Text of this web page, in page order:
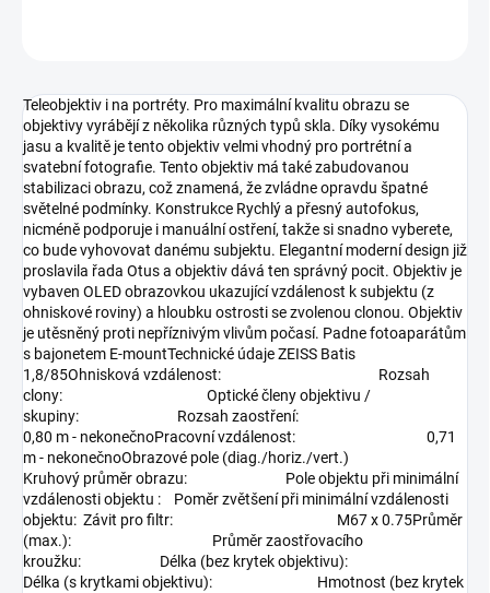
Teleobjektiv i na portréty. Pro maximální kvalitu obrazu se
objektivy vyrábějí z několika různých typů skla. Díky vysokému
jasu a kvalitě je tento objektiv velmi vhodný pro portrétní a
svatební fotografie. Tento objektiv má také zabudovanou
stabilizaci obrazu, což znamená, že zvládne opravdu špatné
světelné podmínky. Konstrukce Rychlý a přesný autofokus,
nicméně podporuje i manuální ostření, takže si snadno vyberete,
co bude vyhovovat danému subjektu. Elegantní moderní design již
proslavila řada Otus a objektiv dává ten správný pocit. Objektiv je
vybaven OLED obrazovkou ukazující vzdálenost k subjektu (z
ohniskové roviny) a hloubku ostrosti se zvolenou clonou. Objektiv
je utěsněný proti nepříznivým vlivům počasí. Padne fotoaparátům
s bajonetem E-mountTechnické údaje ZEISS Batis
1,8/85Ohnisková vzdálenost: Rozsah
clony: Optické členy objektivu /
skupiny: Rozsah zaostření:
0,80 m - nekonečnoPracovní vzdálenost: 0,71
m - nekonečnoObrazové pole (diag./horiz./vert.)
Kruhový průměr obrazu: Pole objektu při minimální
vzdálenosti objektu : Poměr zvětšení při minimální vzdálenosti
objektu: Závit pro filtr: M67 x 0.75Průměr
(max.): Průměr zaostřovacího
kroužku: Délka (bez krytek objektivu):
Délka (s krytkami objektivu): Hmotnost (bez krytek